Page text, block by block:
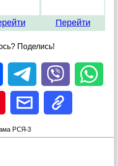
Перейти
Поделись!
РСЯ-3